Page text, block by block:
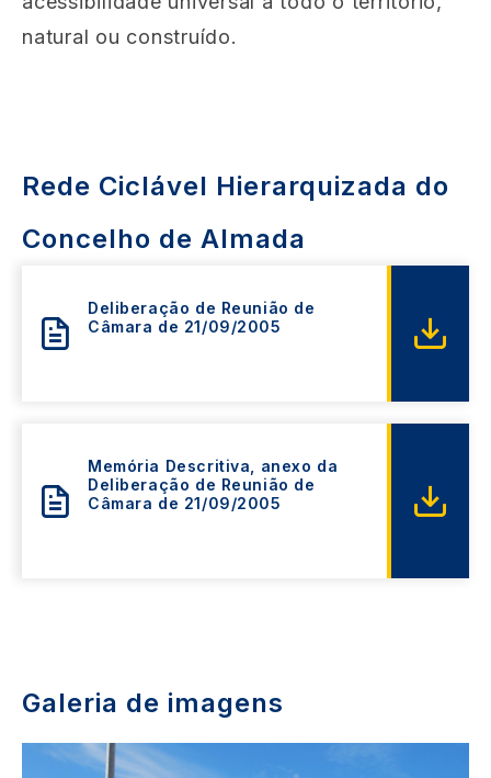
natural ou construído.
Rede Ciclável Hierarquizada do
Concelho de Almada
Deliberação de Reunião de
Câmara de 21/09/2005
Memória Descritiva, anexo da
Deliberação de Reunião de
Câmara de 21/09/2005
Galeria de imagens
Image